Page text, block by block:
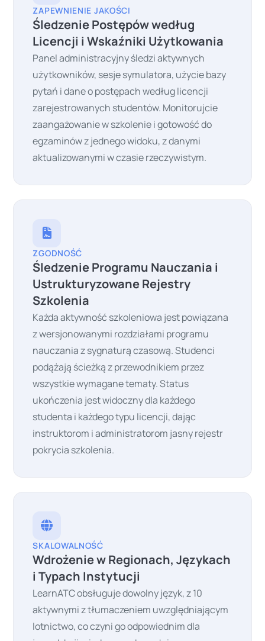
ZAPEWNIENIE JAKOŚCI
Śledzenie Postępów według
Licencji i Wskaźniki Użytkowania
Panel administracyjny śledzi aktywnych
użytkowników, sesje symulatora, użycie bazy
pytań i dane o postępach według licencji
zarejestrowanych studentów. Monitorujcie
zaangażowanie w szkolenie i gotowość do
egzaminów z jednego widoku, z danymi
aktualizowanymi w czasie rzeczywistym.
ZGODNOŚĆ
Śledzenie Programu Nauczania i
Ustrukturyzowane Rejestry
Szkolenia
Każda aktywność szkoleniowa jest powiązana
z wersjonowanymi rozdziałami programu
nauczania z sygnaturą czasową. Studenci
podążają ścieżką z przewodnikiem przez
wszystkie wymagane tematy. Status
ukończenia jest widoczny dla każdego
studenta i każdego typu licencji, dając
instruktorom i administratorom jasny rejestr
pokrycia szkolenia.
SKALOWALNOŚĆ
Wdrożenie w Regionach, Językach
i Typach Instytucji
LearnATC obsługuje dowolny język, z 10
aktywnymi z tłumaczeniem uwzględniającym
lotnictwo, co czyni go odpowiednim dla